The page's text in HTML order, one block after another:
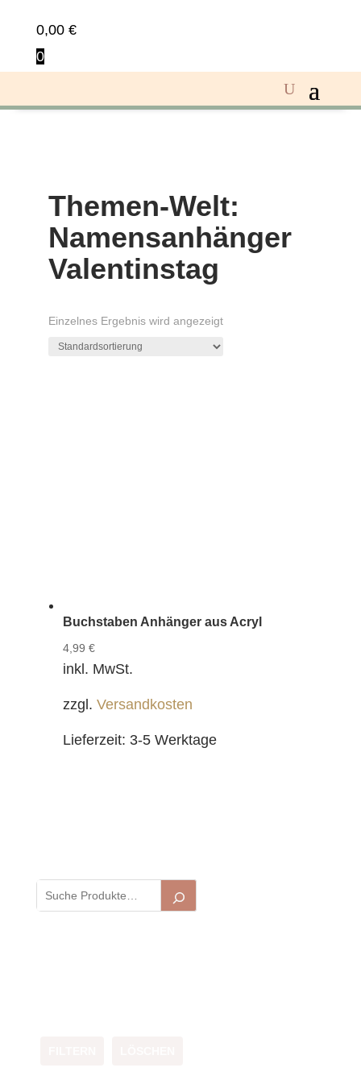
0,00 €
0
Themen-Welt:
Namensanhänger
Valentinstag
Einzelnes Ergebnis wird angezeigt
Buchstaben Anhänger aus Acryl
4,99 €
inkl. MwSt.
zzgl. Versandkosten
Lieferzeit: 3-5 Werktage